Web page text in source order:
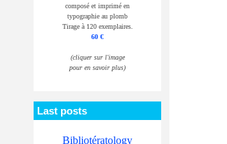
composé et imprimé en
typographie au plomb
Tirage à 120 exemplaires.
60 €
(cliquer sur l'image
pour en savoir plus)
Last posts
Bibliotératology